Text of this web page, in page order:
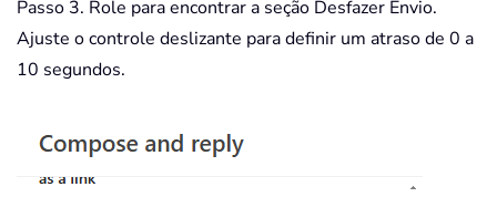
Passo 3. Role para encontrar a seção Desfazer Envio.
Ajuste o controle deslizante para definir um atraso de 0 a
10 segundos.